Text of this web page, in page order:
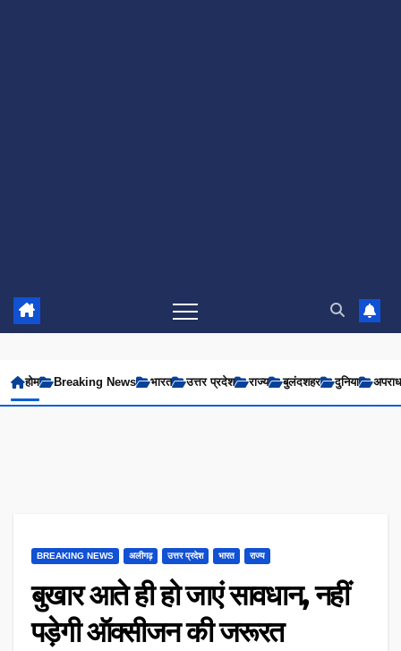
होम Breaking News भारत उत्तर प्रदेश राज्य बुलंदशहर दुनिया अपराध
BREAKING NEWS अलीगढ़ उत्तर प्रदेश भारत राज्य
बुखार आते ही हो जाएं सावधान, नहीं
पड़ेगी ऑक्सीजन की जरूरत